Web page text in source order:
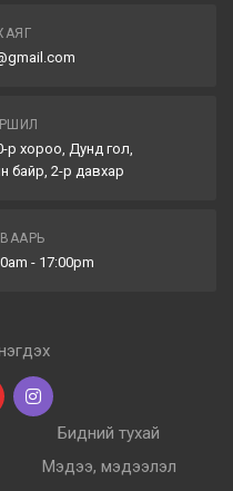
р хороо, Дунд гол,
байр, 2-р давхар
- 17:00pm
Бидний тухай
Мэдээ, мэдээлэл